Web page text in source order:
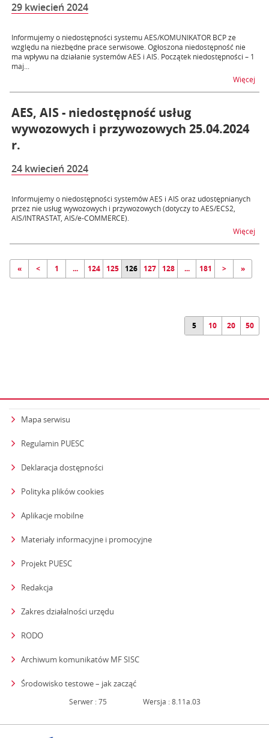
29 kwiecień 2024
Informujemy o niedostępności systemu AES/KOMUNIKATOR BCP ze
względu na niezbędne prace serwisowe. Ogłoszona niedostępność nie
ma wpływu na działanie systemów AES i AIS. Początek niedostępności – 1
maj...
Więcej
AES, AIS - niedostępność usług
wywozowych i przywozowych 25.04.2024
r.
24 kwiecień 2024
Informujemy o niedostępności systemów AES i AIS oraz udostępnianych
przez nie usług wywozowych i przywozowych (dotyczy to AES/ECS2,
AIS/INTRASTAT, AIS/e-COMMERCE).
Więcej
« < 1 ... 124 125 126 127 128 ... 181 > »
5 10 20 50
Mapa serwisu
Regulamin PUESC
Deklaracja dostępności
Polityka plików cookies
Aplikacje mobilne
Materiały informacyjne i promocyjne
Projekt PUESC
Redakcja
Zakres działalności urzędu
RODO
Archiwum komunikatów MF SISC
Środowisko testowe – jak zacząćstrona otwiera się w nowym oknie
Serwer : 75 Wersja : 8.11a.03